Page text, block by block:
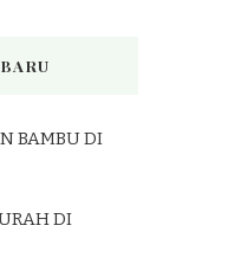
BAMBU DI
DI